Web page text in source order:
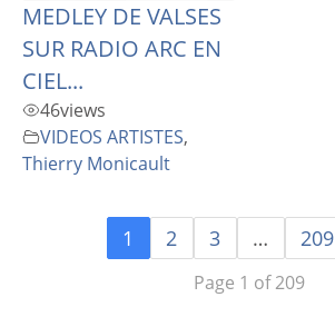
MEDLEY DE VALSES
SUR RADIO ARC EN
CIEL...
46views
VIDEOS ARTISTES,
Thierry Monicault
1 2 3 … 209
Page 1 of 209